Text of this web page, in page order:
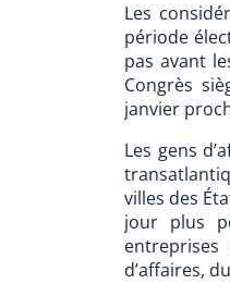
Les
période
pas avant
Congrès
janvier
Les gens
villes des
jour plus
d’affaires,